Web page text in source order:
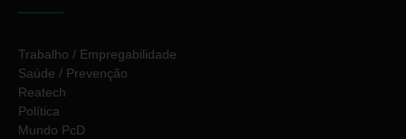
Trabalho / Empregabilidade
Saúde / Prevenção
Reatech
Política
Mundo PcD